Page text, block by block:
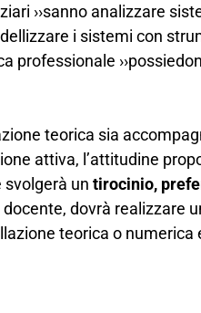
››sanno analizzare
i sistemi con
professionale
teorica sia
attiva, l’attitudine
un tirocinio,
dovrà realizzare
teorica o